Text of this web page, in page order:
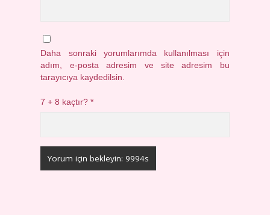
Daha sonraki yorumlarımda kullanılması için
adım, e-posta adresim ve site adresim bu
tarayıcıya kaydedilsin.
7 + 8 kaçtır?*